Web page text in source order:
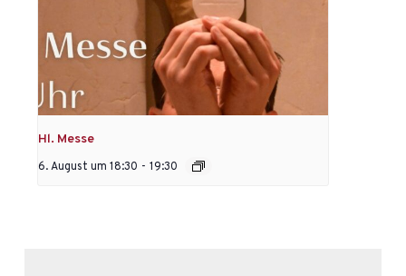
Hl. Messe
6. August um 18:30 - 19:30